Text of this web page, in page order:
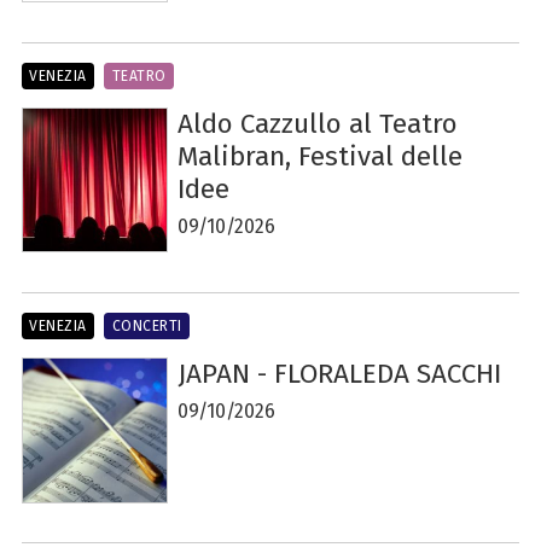
Aldo Cazzullo al Teatro
Malibran, Festival delle
Idee
09/10/2026
VENEZIA TEATRO
JAPAN - FLORALEDA SACCHI
09/10/2026
VENEZIA CONCERTI